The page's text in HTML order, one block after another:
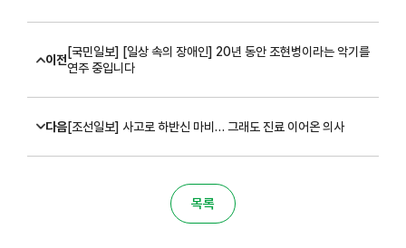
이전
[국민일보] [일상 속의 장애인] 20년 동안 조현병이라는 악기를
연주 중입니다
다음[조선일보] 사고로 하반신 마비… 그래도 진료 이어온 의사
목록